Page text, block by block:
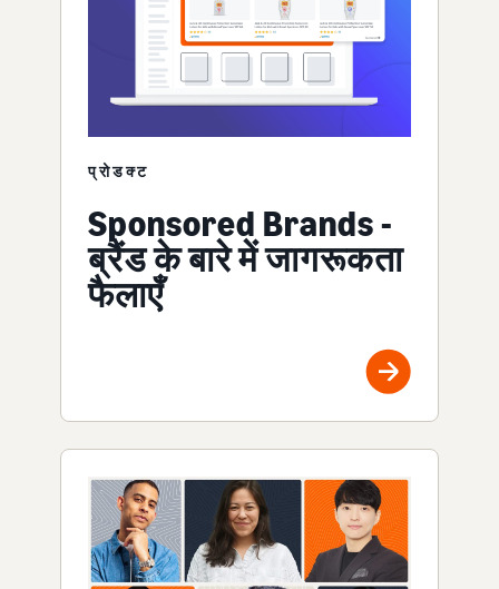
प्रोडक्ट
Sponsored Brands -
ब्रैंड के बारे में जागरूकता
फैलाएँ